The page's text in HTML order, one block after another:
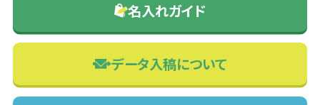
名入れガイド
データ入稿について